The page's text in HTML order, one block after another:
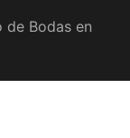
Bodas en